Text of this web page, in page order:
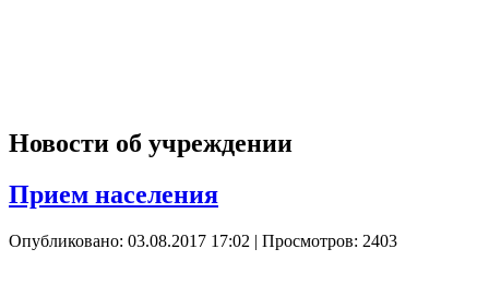
Новости об учреждении
Прием населения
Опубликовано: 03.08.2017 17:02 | Просмотров: 2403